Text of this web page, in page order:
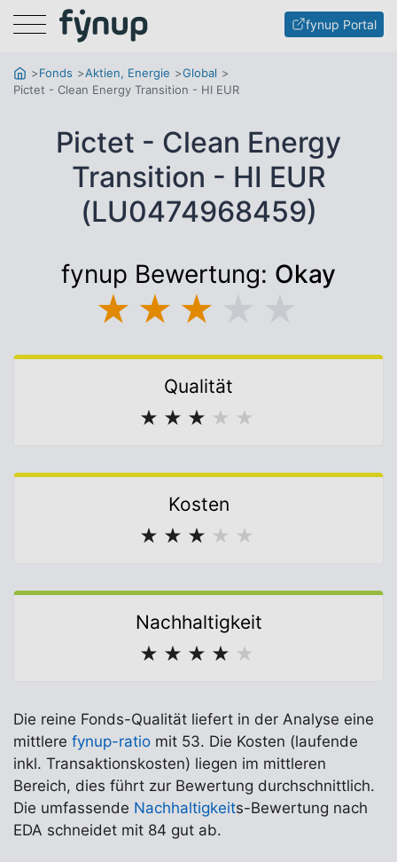
Menu fynup Portal
Fonds Aktien, Energie
Global
Pictet - Clean Energy Transition - HI EUR
Pictet - Clean Energy
Transition - HI EUR
(LU0474968459)
fynup Bewertung: Okay
★ ★ ★
Qualität
★ ★ ★ ★ ★
Kosten
★ ★ ★ ★ ★
Nachhaltigkeit
★ ★ ★ ★ ★
Die reine Fonds-Qualität liefert in der Analyse eine
mittlere fynup-ratio mit 53. Die Kosten (laufende
inkl. Transaktionskosten) liegen im mittleren
Bereich, dies führt zur Bewertung durchschnittlich.
Die umfassende Nachhaltigkeits-Bewertung nach
EDA schneidet mit 84 gut ab.